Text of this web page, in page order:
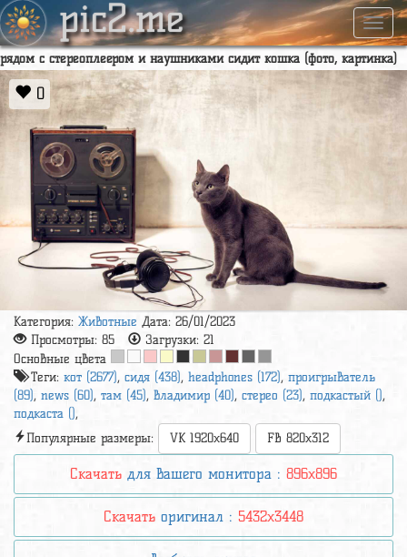
pic2.me
рядом с стереоплеером и наушниками сидит кошка (фото, картинка)
0
Категория: Животные Дата: 26/01/2023
Просмотры: 85 Загрузки: 21
Основные цвета
Теги: кот (2677), сидя (438), headphones (172), проигрыватель
(89), news (60), там (45), владимир (40), стерео (23), подкастый (),
подкаста (),
Популярные размеры:
VK 1920x640 FB 820x312
Скачать для вашего монитора : 896x896
Скачать оригинал : 5432x3448